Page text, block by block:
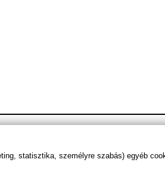
statisztika, személyre szabás) egyéb